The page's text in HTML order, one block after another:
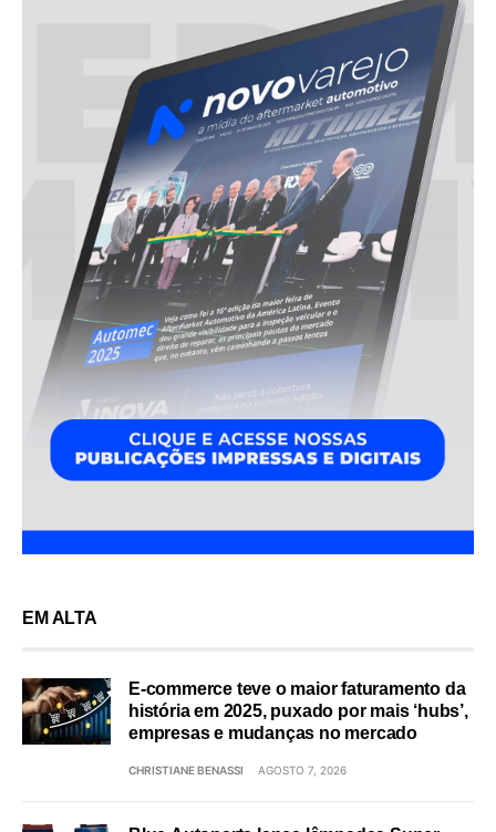
EM ALTA
E-commerce teve o maior faturamento da
história em 2025, puxado por mais ‘hubs’,
empresas e mudanças no mercado
CHRISTIANE BENASSI AGOSTO 7, 2026